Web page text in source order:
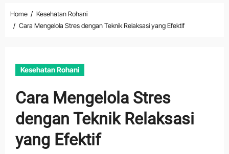
Home
Kesehatan Rohani
Cara Mengelola Stres dengan Teknik Relaksasi yang Efektif
Kesehatan Rohani
Cara Mengelola Stres
dengan Teknik Relaksasi
yang Efektif